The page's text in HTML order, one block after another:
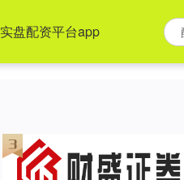
实盘配资平台app